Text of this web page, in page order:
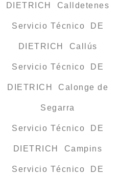
DIETRICH Calldetenes
Servicio Técnico DE
DIETRICH Callús
Servicio Técnico DE
DIETRICH Calonge de
Segarra
Servicio Técnico DE
DIETRICH Campins
Servicio Técnico DE